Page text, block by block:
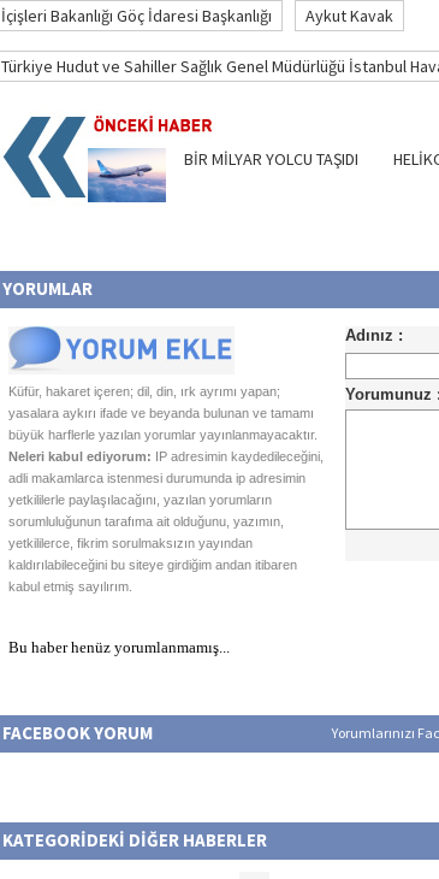
İçişleri Bakanlığı Göç İdaresi Başkanlığı
Aykut Kavak
Türkiye Hudut ve Sahiller Sağlık Genel Müdürlüğü İstanbul
BİR MİLYAR YOLCU TAŞIDI
YORUMLAR
Küfür, hakaret içeren; dil, din, ırk ayrımı yapan;
yasalara aykırı ifade ve beyanda bulunan ve tamamı
büyük harflerle yazılan yorumlar yayınlanmayacaktır.
Neleri kabul ediyorum: IP adresimin kaydedileceğini,
adli makamlarca istenmesi durumunda ip adresimin
yetkililerle paylaşılacağını, yazılan yorumların
sorumluluğunun tarafıma ait olduğunu, yazımın,
yetkililerce, fikrim sorulmaksızın yayından
kaldırılabileceğini bu siteye girdiğim andan itibaren
kabul etmiş sayılırım.
Bu haber henüz yorumlanmamış...
FACEBOOK YORUM Yorumlarınızı
KATEGORİDEKİ DİĞER HABERLER